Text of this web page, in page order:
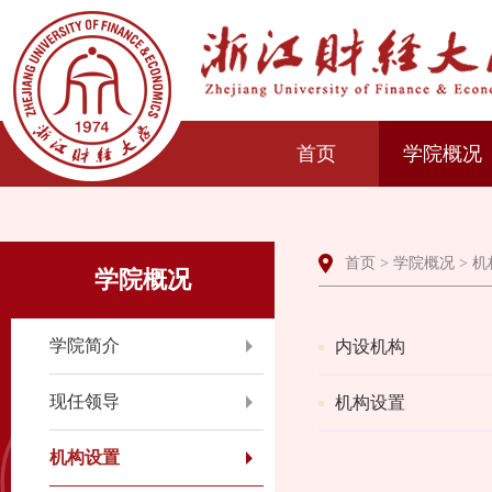
首页 学院概况
学院概况
学院简介
现任领导
机构设置
首页 > 学院概况 > 机
内设机构
机构设置